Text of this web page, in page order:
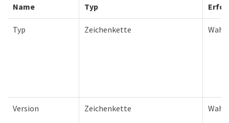
Name Typ
Typ Zeichenkette Wahr
Version Zeichenkette Wahr